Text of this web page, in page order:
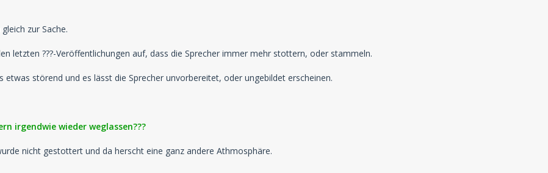
zur Sache.
letzten ???-Veröffentlichungen auf, dass die Sprecher immer mehr stottern, oder stammeln.
etwas störend und es lässt die Sprecher unvorbereitet, oder ungebildet erscheinen.
irgendwie wieder weglassen???
nicht gestottert und da herscht eine ganz andere Athmosphäre.